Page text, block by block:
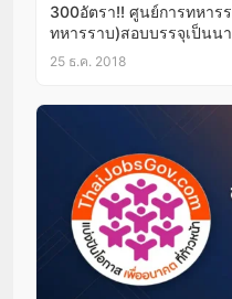
300อัตรา!! ศูนย์การทหาร
ทหารราบ)สอบบรรจุเป็นน
25 ธ.ค. 2018